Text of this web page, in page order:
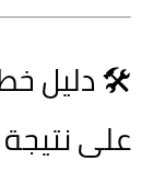
🛠️ دليل
على نتيجة